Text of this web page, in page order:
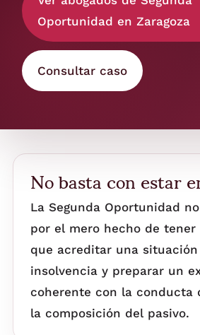
Oportunidad en Zaragoza
Consultar caso
No basta con estar
La Segunda Oportunidad
por el mero hecho de tener
que acreditar una situación
insolvencia y preparar un
coherente con la conducta
la composición del pasivo.